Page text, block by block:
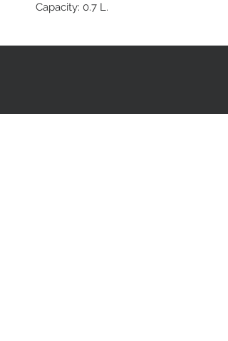
Capacity: 0.7 L.
RESTEZ EN CONTACT